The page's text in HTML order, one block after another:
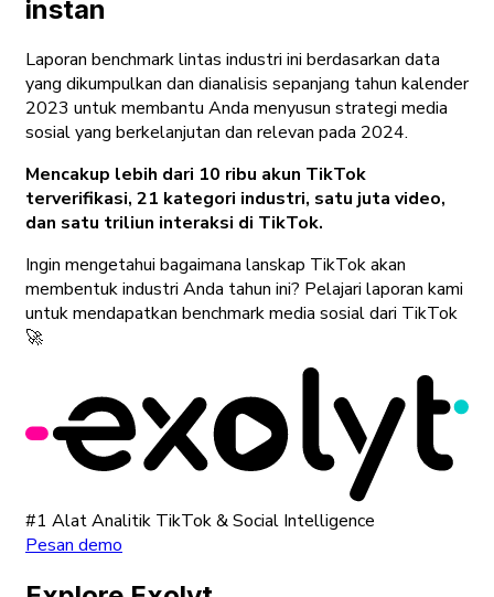
instan
Laporan benchmark lintas industri ini berdasarkan data
yang dikumpulkan dan dianalisis sepanjang tahun kalender
2023 untuk membantu Anda menyusun strategi media
sosial yang berkelanjutan dan relevan pada 2024.
Mencakup lebih dari 10 ribu akun TikTok
terverifikasi, 21 kategori industri, satu juta video,
dan satu triliun interaksi di TikTok.
Ingin mengetahui bagaimana lanskap TikTok akan
membentuk industri Anda tahun ini? Pelajari laporan kami
untuk mendapatkan benchmark media sosial dari TikTok
🚀
#1 Alat Analitik TikTok & Social Intelligence
Pesan demo